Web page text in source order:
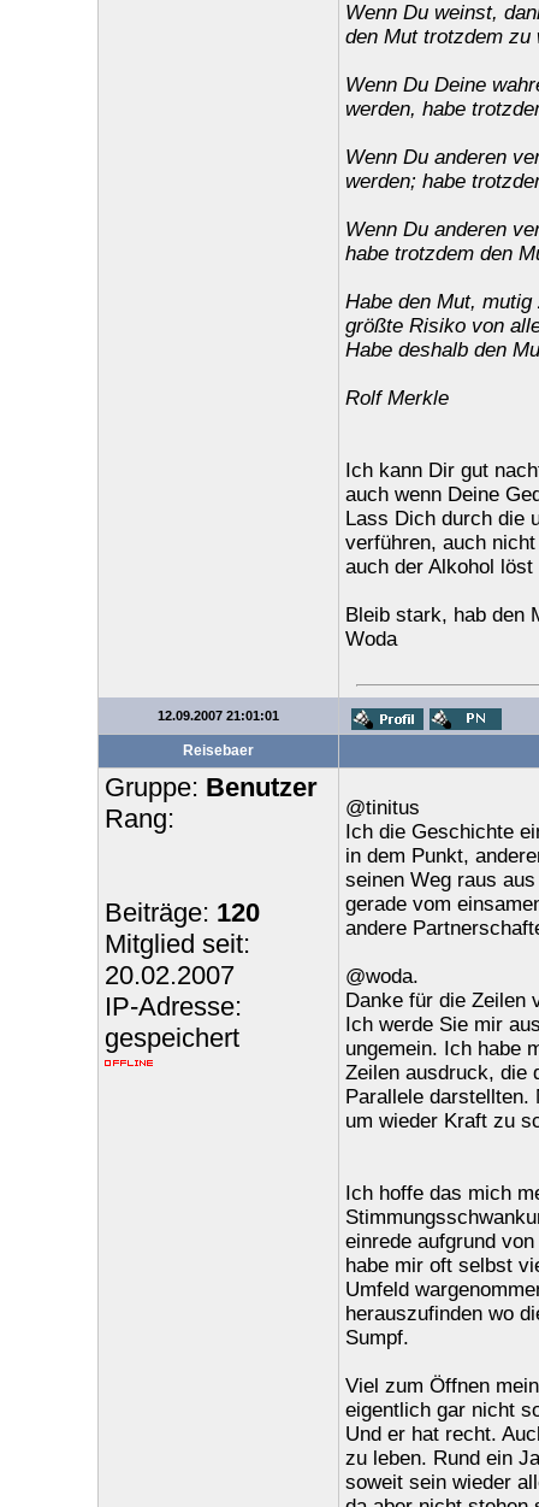
Wenn Du weinst,
den Mut trotzdem zu
Wenn Du Deine
werden, habe
Wenn Du anderen
werden; habe
Wenn Du anderen
habe trotzdem den
Habe den Mut,
größte Risiko von
Habe deshalb den
Rolf Merkle
Ich kann Dir gut
auch wenn Deine
Lass Dich durch die
verführen, auch
auch der Alkohol
Bleib stark, hab den
Woda
12.09.2007 21:01:01
Reisebaer
Gruppe: Benutzer
Rang:
Beiträge: 120
Mitglied seit:
20.02.2007
IP-Adresse:
gespeichert
@tinitus
Ich die Geschichte
in dem Punkt,
seinen Weg raus
gerade vom
andere
@woda.
Danke für die Zeilen
Ich werde Sie mir
ungemein. Ich habe
Zeilen ausdruck, die
Parallele darstellten.
um wieder Kraft zu
Ich hoffe das mich
einrede aufgrund
habe mir oft selbst
Umfeld
herauszufinden wo
Sumpf.
Viel zum Öffnen
eigentlich gar nicht
Und er hat recht.
zu leben. Rund ein
soweit sein wieder